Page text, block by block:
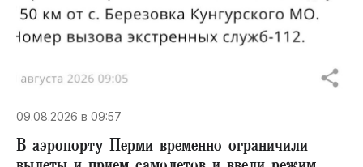
09.08.2026 в 09:57
В аэропорту Перми временно ограничили